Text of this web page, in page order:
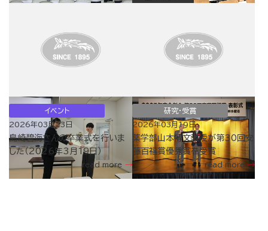
イベント
2026年03月23日
島崎碧海さんの卒業式を行いま
した（2026年3月19日）
read more
研究・受賞
2026年03月19日
薬学部山本博文教授が第30回安
藤百福賞優秀賞を受賞
read more